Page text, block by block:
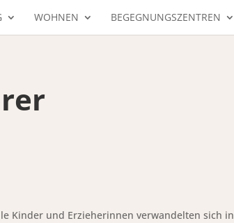
WOHNEN BEGEGNUNGSZENTREN
Kinder und Erzieherinnen verwandelten sich in